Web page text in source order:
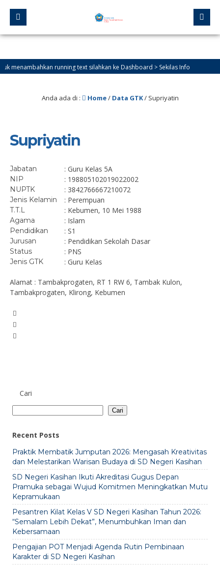
running text silahkan ke Dashboard > Sekilas Info
Anda ada di : Home/ Data GTK/ Supriyatin
Supriyatin
Jabatan : Guru Kelas 5A
NIP : 198805102019022002
NUPTK : 3842766667210072
Jenis Kelamin : Perempuan
T.T.L : Kebumen, 10 Mei 1988
Agama : Islam
Pendidikan : S1
Jurusan : Pendidikan Sekolah Dasar
Status : PNS
Jenis GTK : Guru Kelas
Alamat : Tambakprogaten, RT 1 RW 6, Tambak Kulon,
Tambakprogaten, Klirong, Kebumen
Cari
Cari
Recent Posts
Praktik Membatik Jumputan 2026: Mengasah Kreativitas
dan Melestarikan Warisan Budaya di SD Negeri Kasihan
SD Negeri Kasihan Ikuti Akreditasi Gugus Depan
Pramuka sebagai Wujud Komitmen Meningkatkan Mutu
Kepramukaan
Pesantren Kilat Kelas V SD Negeri Kasihan Tahun 2026:
“Semalam Lebih Dekat”, Menumbuhkan Iman dan
Kebersamaan
Pengajian POT Menjadi Agenda Rutin Pembinaan
Karakter di SD Negeri Kasihan